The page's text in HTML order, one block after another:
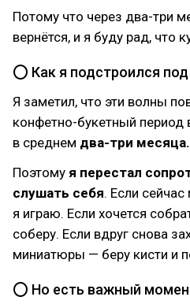
Потому что через два-три
вернётся, и я буду рад, что
⭕ Как я подстроился под
Я заметил, что эти волны
конфетно-букетный
в среднем два-три месяца.
Поэтому я перестал
слушать себя. Если
я играю. Если хочется
соберу. Если вдруг снова
миниатюры — беру кисти и
⭕ Но есть важный